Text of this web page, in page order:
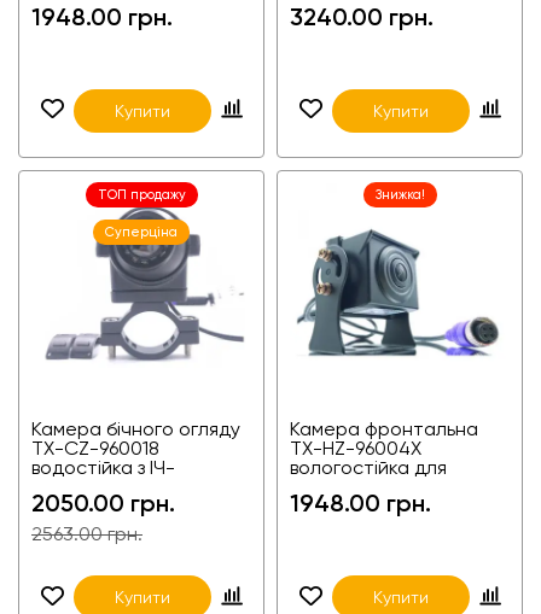
вантажівок і фур
1948.00 грн.
Купити
вологостійка, для авто,
3240.00 грн.
Купити
ТОП продажу
Суперціна
Камера бічного огляду
TX-CZ-960018
водостійка з ІЧ-
вантажівок і фур
2050.00 грн.
2563.00 грн.
Купити
Знижка!
Камера фронтальна
TX-HZ-96004X
вологостійка для
1948.00 грн.
Купити